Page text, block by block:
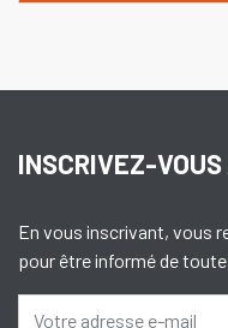
INSCRIVEZ-
En vous inscrivant, vous
pour être informé de